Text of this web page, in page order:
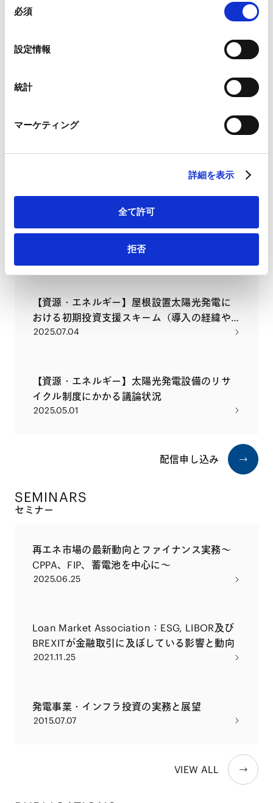
ことがあります。
Google Analytics利用規約（
Marketo
外部サイト）
LinkedIn プライバシーポリシー（
HubSpot プライバシーポリシー（外部サイト）
必須
設定情報
統計
マーケティング
詳細を表示
全て許可
拒否
座談会：エネルギー・トランジションの最前
再生可能エネルギー市場の最新動向－太陽光
Generation Systems | Explanation of the
Background and Overview of the Scheme
【資源・エネルギー】屋根設置太陽光発電に
おける初期投資支援スキーム（導入の経緯や
概要の解説）
2025.07.04
【資源・エネルギー】太陽光発電設備のリサ
イクル制度にかかる議論状況
2025.05.01
配信申し込み
SEMINARS
セミナー
再エネ市場の最新動向とファイナンス実務～
CPPA、FIP、蓄電池を中心に～
2025.06.25
Loan Market Association：ESG, LIBOR及び
BREXITが金融取引に及ぼしている影響と動向
2021.11.25
発電事業・インフラ投資の実務と展望
2015.07.07
VIEW ALL